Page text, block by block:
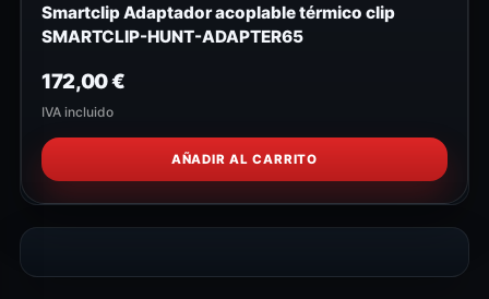
Smartclip Adaptador acoplable térmico clip
SMARTCLIP-HUNT-ADAPTER65
172,00€
IVA incluido
AÑADIR AL CARRITO